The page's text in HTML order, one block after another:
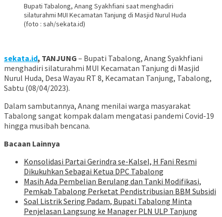
Bupati Tabalong, Anang Syakhfiani saat menghadiri
silaturahmi MUI Kecamatan Tanjung di Masjid Nurul Huda
(foto : sah/sekata.id)
sekata.id, TANJUNG – Bupati Tabalong, Anang Syakhfiani
menghadiri silaturahmi MUI Kecamatan Tanjung di Masjid
Nurul Huda, Desa Wayau RT 8, Kecamatan Tanjung, Tabalong,
Sabtu (08/04/2023).
Dalam sambutannya, Anang menilai warga masyarakat
Tabalong sangat kompak dalam mengatasi pandemi Covid-19
hingga musibah bencana.
Bacaan Lainnya
Konsolidasi Partai Gerindra se-Kalsel, H Fani Resmi
Dikukuhkan Sebagai Ketua DPC Tabalong
Masih Ada Pembelian Berulang dan Tanki Modifikasi,
Pemkab Tabalong Perketat Pendistribusian BBM Subsidi
Soal Listrik Sering Padam, Bupati Tabalong Minta
Penjelasan Langsung ke Manager PLN ULP Tanjung